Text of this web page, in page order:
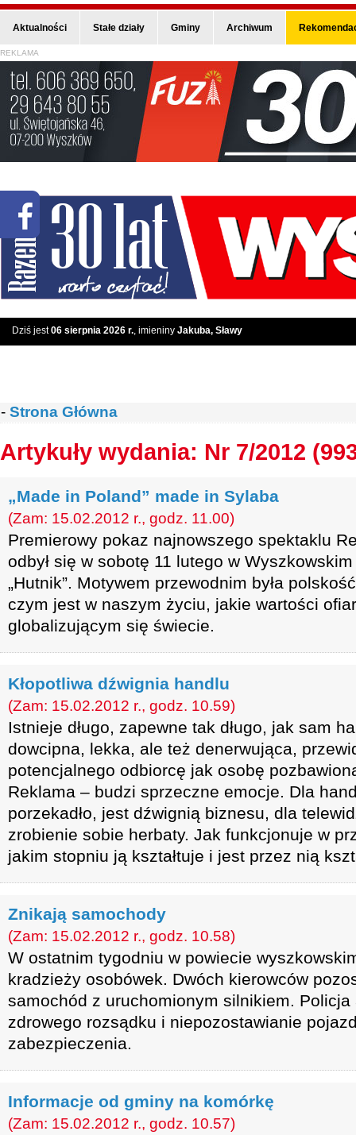
Aktualności Stałe działy Gminy Archiwum
REKLAMA
Dziś jest06 sierpnia 2026 r., imieniny Jakuba, Sławy
- Strona Główna
Artykuły wydania: Nr 7/2012
„Made in Poland” made in Sylaba
(Zam: 15.02.2012 r., godz. 11.00)
Premierowy pokaz najnowszego spektaklu
odbył się w sobotę 11 lutego w
„Hutnik”. Motywem przewodnim była
czym jest w naszym życiu, jakie wartości
globalizującym się świecie.
Kłopotliwa dźwignia handlu
(Zam: 15.02.2012 r., godz. 10.59)
Istnieje długo, zapewne tak długo, jak sam
dowcipna, lekka, ale też denerwująca,
potencjalnego odbiorcę jak osobę
Reklama – budzi sprzeczne emocje. Dla
porzekadło, jest dźwignią biznesu, dla
zrobienie sobie herbaty. Jak funkcjonuje w
jakim stopniu ją kształtuje i jest przez nią
Znikają samochody
(Zam: 15.02.2012 r., godz. 10.58)
W ostatnim tygodniu w powiecie
kradzieży osobówek. Dwóch kierowców
samochód z uruchomionym silnikiem.
zdrowego rozsądku i niepozostawianie
zabezpieczenia.
Informacje od gminy na komórkę
(Zam: 15.02.2012 r., godz. 10.57)